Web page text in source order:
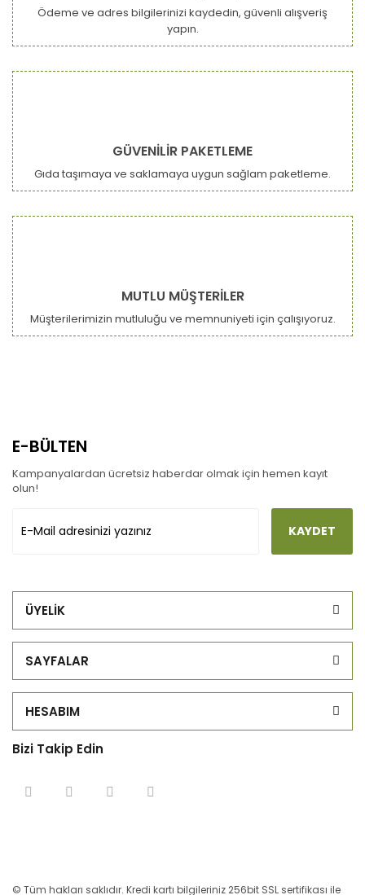
Ödeme ve adres bilgilerinizi kaydedin, güvenli alışveriş
yapın.
GÜVENİLİR PAKETLEME
Gıda taşımaya ve saklamaya uygun sağlam paketleme.
MUTLU MÜŞTERİLER
Müşterilerimizin mutluluğu ve memnuniyeti için çalışıyoruz.
E-BÜLTEN
Kampanyalardan ücretsiz haberdar olmak için hemen kayıt
olun!
KAYDET
ÜYELİK
SAYFALAR
HESABIM
Bizi Takip Edin
© Tüm hakları saklıdır. Kredi kartı bilgileriniz 256bit SSL sertifikası ile